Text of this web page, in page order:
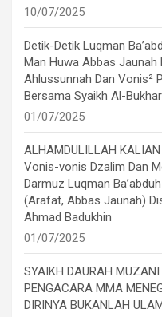
10/07/2025
Detik-Detik Luqman
Man Huwa Abbas Jaunah
Ahlussunnah Dan Vonis²
Bersama Syaikh Al-
01/07/2025
ALHAMDULILLAH KALIAN
Vonis-vonis Dzalim Dan
Darmuz Luqman
(Arafat, Abbas Jaunah)
Ahmad Badukhin
01/07/2025
SYAIKH DAURAH
PENGACARA MMA
DIRINYA BUKANLAH